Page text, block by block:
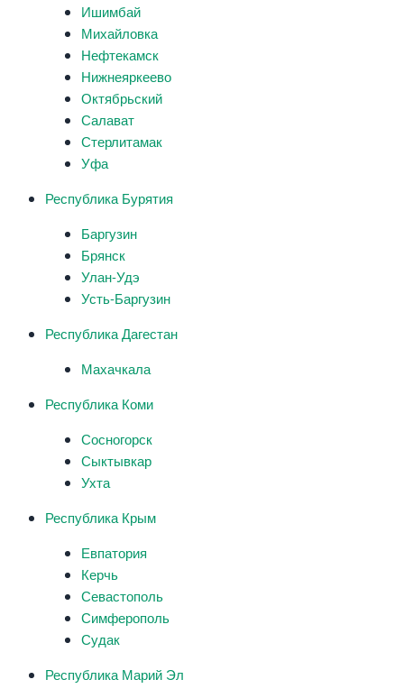
Ишимбай
Михайловка
Нефтекамск
Нижнеяркеево
Октябрьский
Салават
Стерлитамак
Уфа
Республика Бурятия
Баргузин
Брянск
Улан-Удэ
Усть-Баргузин
Республика Дагестан
Махачкала
Республика Коми
Сосногорск
Сыктывкар
Ухта
Республика Крым
Евпатория
Керчь
Севастополь
Симферополь
Судак
Республика Марий Эл